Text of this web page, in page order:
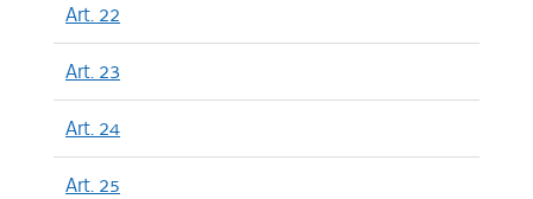
Art. 22
Art. 23
Art. 24
Art. 25